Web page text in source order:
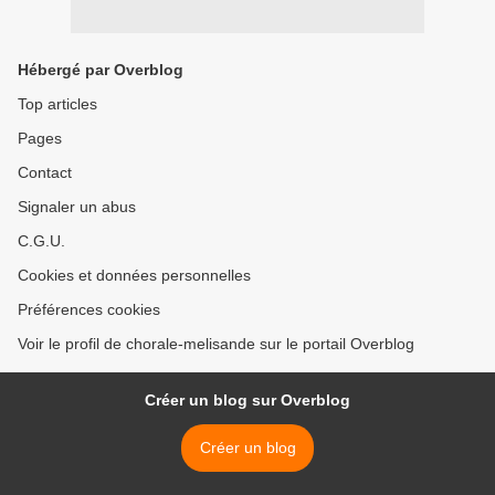
Hébergé par Overblog
Top articles
Pages
Contact
Signaler un abus
C.G.U.
Cookies et données personnelles
Préférences cookies
Voir le profil de chorale-melisande sur le portail Overblog
Créer un blog sur Overblog
Créer un blog